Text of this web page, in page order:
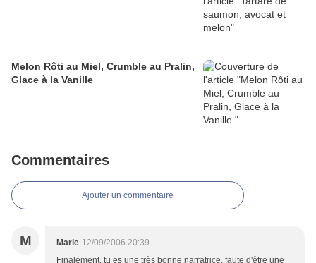
Melon Rôti au Miel, Crumble au Pralin,
Glace à la Vanille
Commentaires
Ajouter un commentaire
M Marie 12/09/2006 20:39
Finalement, tu es une très bonne narratrice, faute d'être une